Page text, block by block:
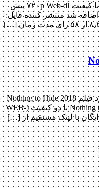
دانلود فیلم Halkaa 2018 Halkaa 2018 با کیفیت ۷۲۰p Web-dl پیش
نمایش فیلم اضافه شد کیفیت ۱۰۸۰p اضافه شد منتشر کننده فایل:
دانلود فیلم Nothing to Hide 2018 دانلود فیلم Nothing to Hide 2018
لینک مستقیم دانلود فیلم Nothing to Hide 2018 با دو کیفیت (WEB-